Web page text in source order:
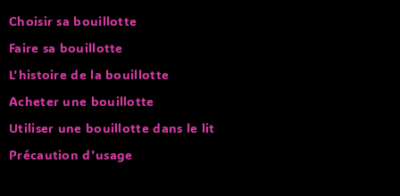
Choisir sa bouillotte
Faire sa bouillotte
L'histoire de la bouillotte
Acheter une bouillotte
Utiliser une bouillotte dans le lit
Précaution d'usage